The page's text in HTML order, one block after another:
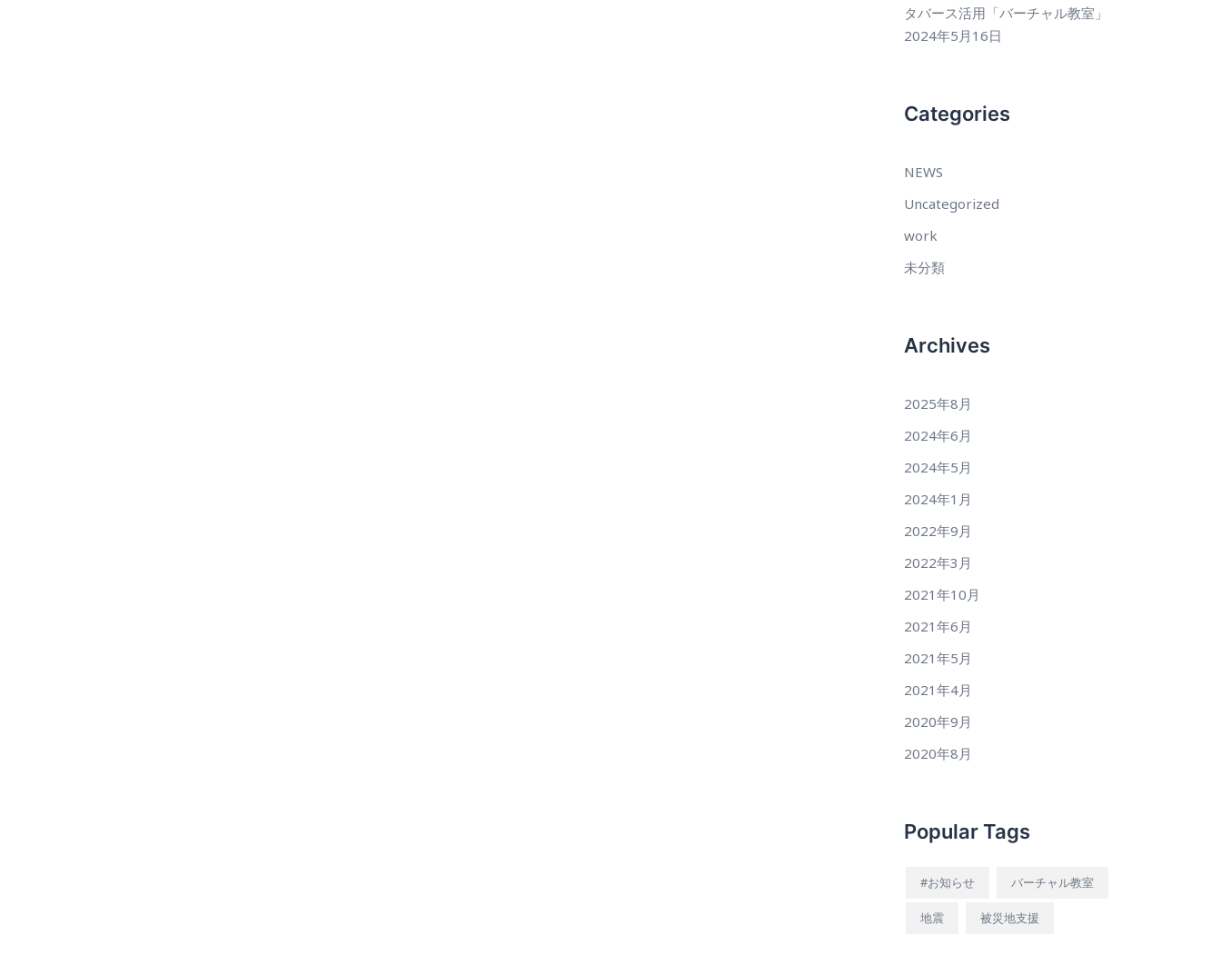
タバース活用「バーチャル教室」
2024年5月16日
Categories
NEWS
Uncategorized
work
未分類
Archives
2025年8月
2024年6月
2024年5月
2024年1月
2022年9月
2022年3月
2021年10月
2021年6月
2021年5月
2021年4月
2020年9月
2020年8月
Popular Tags
#お知らせ バーチャル教室
地震 被災地支援